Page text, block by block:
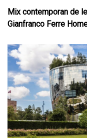
Mix contemporan de
Gianfranco Ferre